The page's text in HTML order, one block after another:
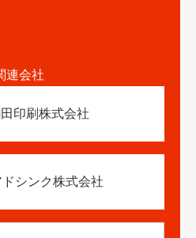
連会社
印刷株式会社
ドシンク株式会社